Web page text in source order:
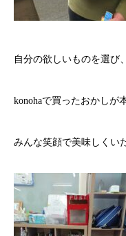
自分の欲しいものを選び
konohaで買ったおかしが
みんな笑顔で美味しくい